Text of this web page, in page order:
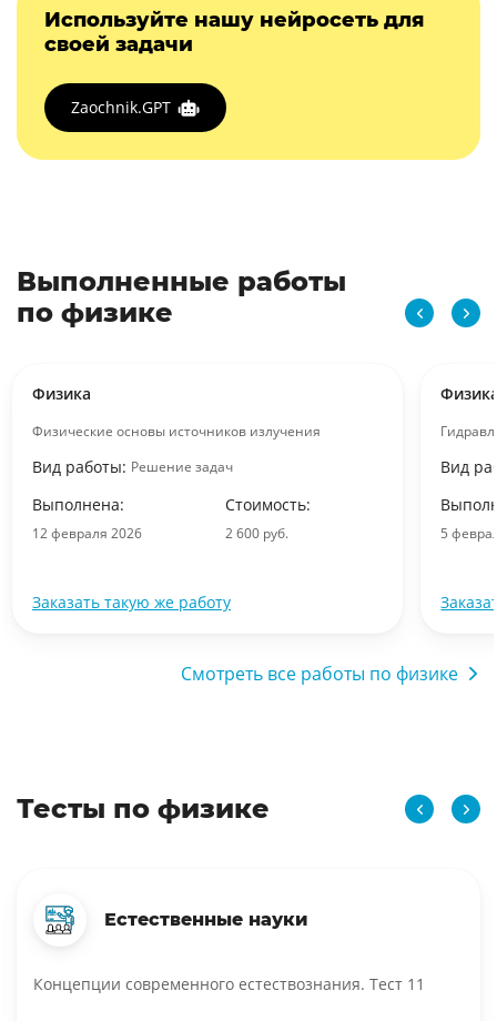
Используйте нашу нейросеть для
своей задачи
Zaochnik.GPT
Выполненные работы
по физике
Физика
Физические основы источников излучения
Вид работы: Решение задач
Выполнена:
12 февраля 2026
Стоимость:
2 600 руб.
Заказать такую же работу
Вид
5
Смотреть все работы по физике
Тесты по физике
Естественные науки
Концепции современного естествознания. Тест 11